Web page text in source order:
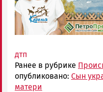
дтп
Ранее в рубрике
опубликовано: Сын
матери